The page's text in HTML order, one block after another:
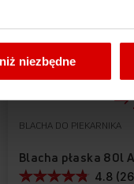
zmienić wybrane
niezbędne
BLACHA DO PIEKARNIKA
Blacha płaska 80l
4.8